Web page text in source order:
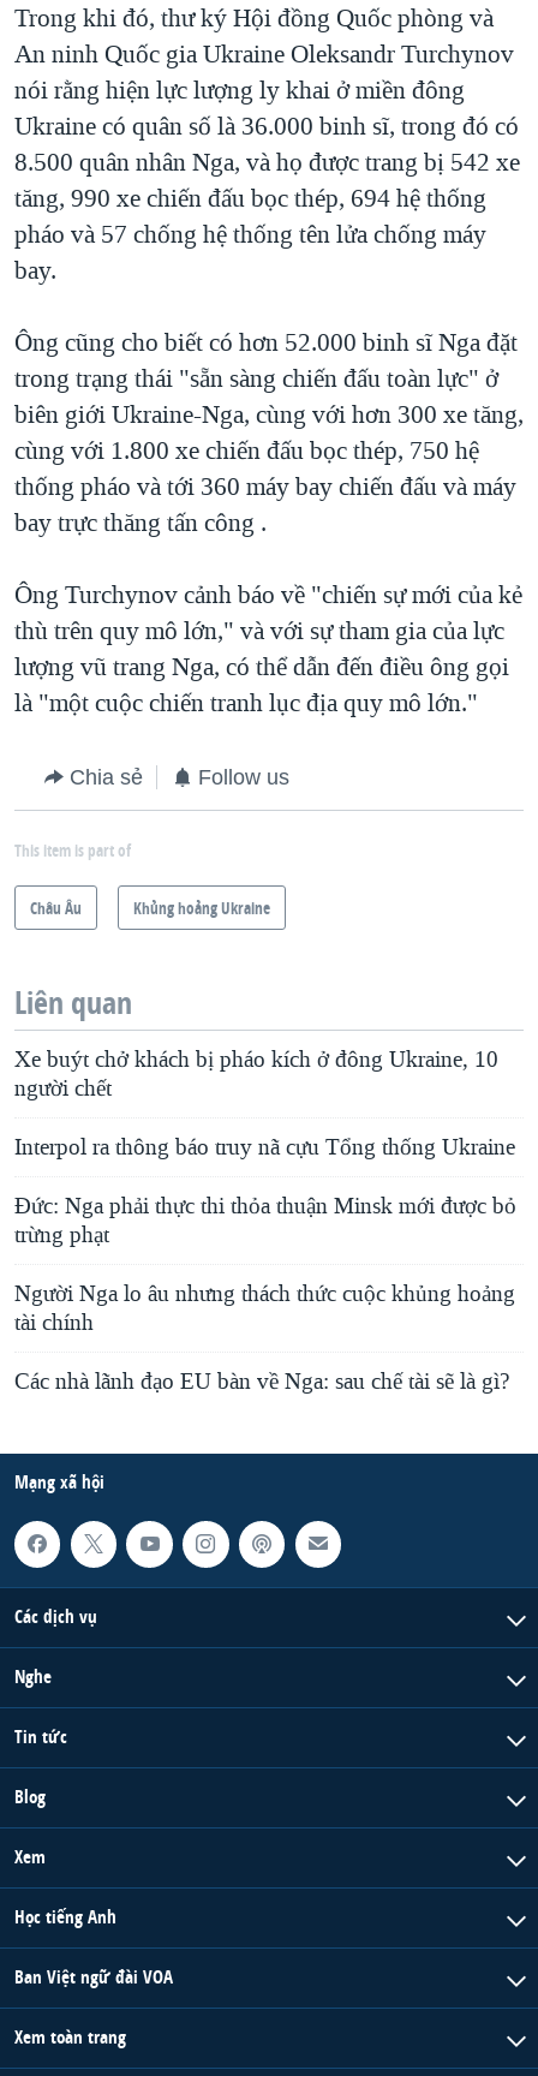
Trong khi đó, thư ký Hội đồng Quốc phòng và
An ninh Quốc gia Ukraine Oleksandr Turchynov
nói rằng hiện lực lượng ly khai ở miền đông
Ukraine có quân số là 36.000 binh sĩ, trong đó có
8.500 quân nhân Nga, và họ được trang bị 542 xe
tăng, 990 xe chiến đấu bọc thép, 694 hệ thống
pháo và 57 chống hệ thống tên lửa chống máy
bay.
Ông cũng cho biết có hơn 52.000 binh sĩ Nga đặt
trong trạng thái "sẵn sàng chiến đấu toàn lực" ở
biên giới Ukraine-Nga, cùng với hơn 300 xe tăng,
cùng với 1.800 xe chiến đấu bọc thép, 750 hệ
thống pháo và tới 360 máy bay chiến đấu và máy
bay trực thăng tấn công .
Ông Turchynov cảnh báo về "chiến sự mới của kẻ
thù trên quy mô lớn," và với sự tham gia của lực
lượng vũ trang Nga, có thể dẫn đến điều ông gọi
là "một cuộc chiến tranh lục địa quy mô lớn."
Chia sẻ Follow us
This item is part of
Châu Âu Khủng hoảng Ukraine
Liên quan
Xe buýt chở khách bị pháo kích ở đông Ukraine, 10
người chết
Interpol ra thông báo truy nã cựu Tổng thống Ukraine
Đức: Nga phải thực thi thỏa thuận Minsk mới được bỏ
trừng phạt
Người Nga lo âu nhưng thách thức cuộc khủng hoảng
tài chính
Các nhà lãnh đạo EU bàn về Nga: sau chế tài sẽ là gì?
Mạng xã hội
Các dịch vụ
Nghe
Tin tức
Blog
Xem
Học tiếng Anh
Ban Việt ngữ đài VOA
Xem toàn trang